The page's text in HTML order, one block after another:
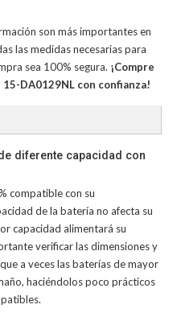
son más importantes en
las medidas necesarias para
sea 100% segura. ¡Compre
DA0129NL con confianza!
diferente capacidad con
compatible con su
de la batería no afecta su
capacidad alimentará su
verificar las dimensiones y
a veces las baterías de mayor
haciéndolos poco prácticos